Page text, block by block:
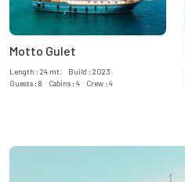
Motto Gulet
Length : 24 mt. Build : 2023
Guests : 8 Cabins : 4 Crew : 4